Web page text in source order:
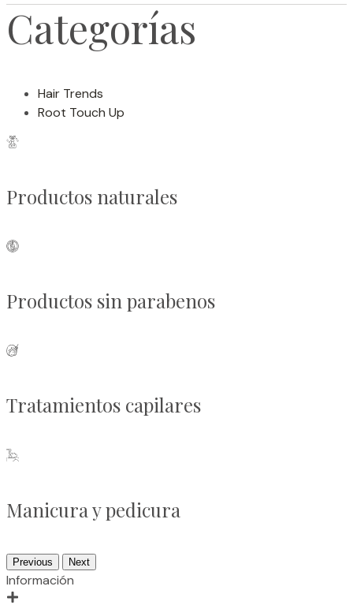
Categorías
Hair Trends
Root Touch Up
Productos naturales
Productos sin parabenos
Tratamientos capilares
Manicura y pedicura
Previous Next
Información